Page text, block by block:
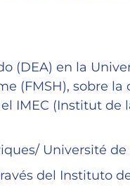
(DEA) en la
(FMSH), sobre
IMEC (Institut de
Université de
del Instituto